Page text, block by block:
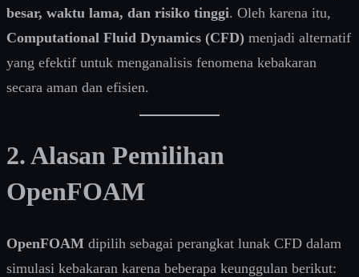
besar, waktu lama, dan risiko tinggi. Oleh karena itu,
Computational Fluid Dynamics (CFD) menjadi alternatif
yang efektif untuk menganalisis fenomena kebakaran
secara aman dan efisien.
2. Alasan Pemilihan
OpenFOAM
OpenFOAM dipilih sebagai perangkat lunak CFD dalam
simulasi kebakaran karena beberapa keunggulan berikut: